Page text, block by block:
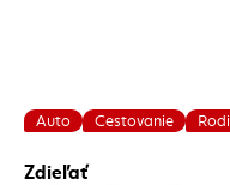
Zdieľať
Auto Cestovanie